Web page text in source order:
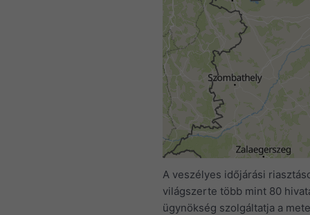
A veszélyes időjárási
világszerte több mint 80
ügynökség szolgáltatja a